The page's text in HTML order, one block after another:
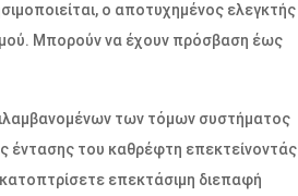
ο αποτυχημένος ελεγκτής
Μπορούν να έχουν πρόσβαση έως
των τόμων συστήματος
έντασης του καθρέφτη επεκτείνοντάς
επεκτάσιμη διεπαφή